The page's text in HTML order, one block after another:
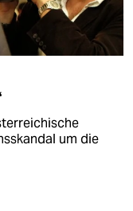
um die